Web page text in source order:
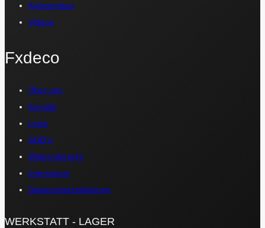
Kulissenbau
Videos
Fxdeco
Über uns
Kontakt
Links
AGB´s
Widerrufsrecht
Impressum
Datenschutzerklärung
WERKSTATT - LAGER